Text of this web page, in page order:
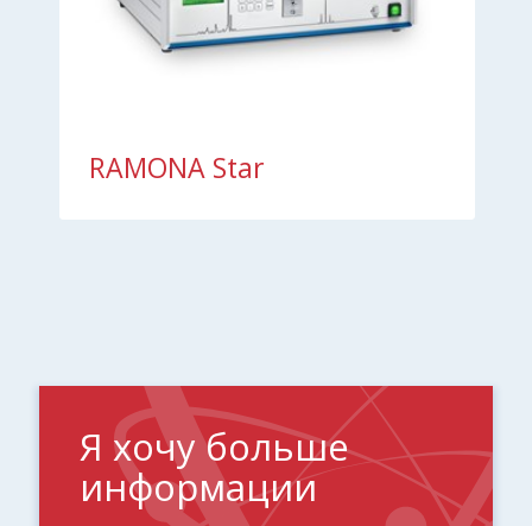
RAMONA Star
Я хочу больше
информации